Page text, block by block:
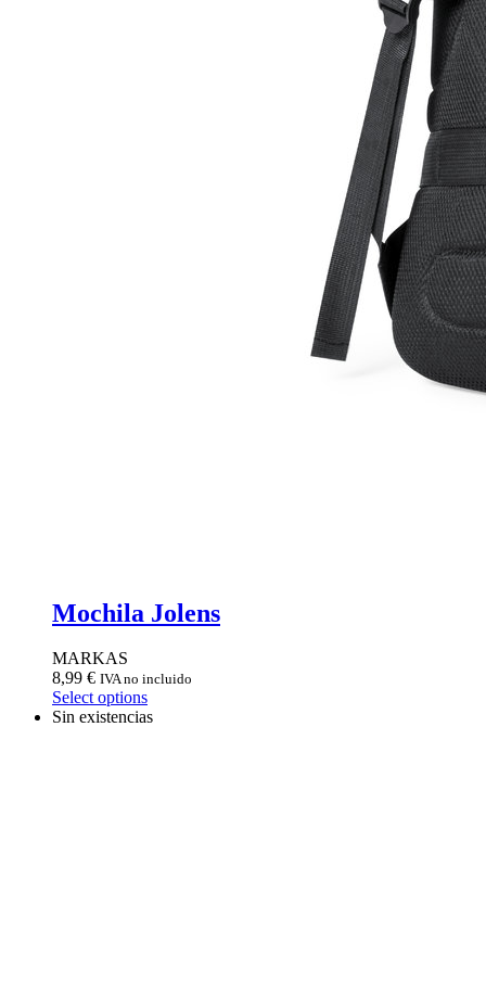
Mochila Jolens
MARKAS
8,99 € IVA no incluido
Select options
Sin existencias